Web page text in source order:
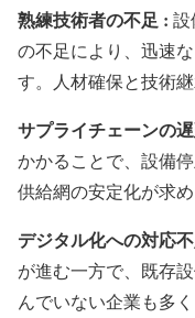
熟練技術者の不足 : 設
の不足により、迅速
す。人材確保と技術
サプライチェーンの
かかることで、設備
供給網の安定化が求め
デジタル化への対応
が進む一方で、既存
んでいない企業も多